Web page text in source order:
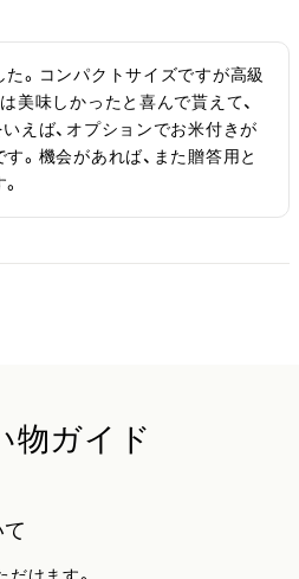
。コンパクトサイズですが高級
美味しかったと喜んで貰えて、
えば、オプションでお米付きが
。機会があれば、また贈答用と
物ガイド